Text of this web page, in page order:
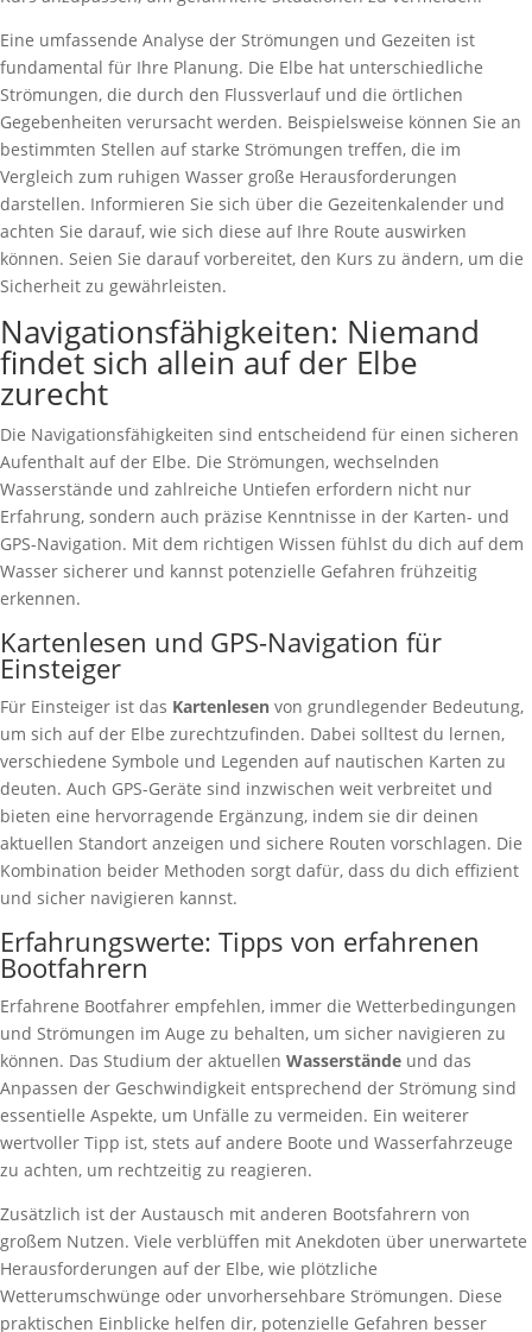
Eine umfassende Analyse der Strömungen und Gezeiten ist
fundamental für Ihre Planung. Die Elbe hat unterschiedliche
Strömungen, die durch den Flussverlauf und die örtlichen
Gegebenheiten verursacht werden. Beispielsweise können Sie an
bestimmten Stellen auf starke Strömungen treffen, die im
Vergleich zum ruhigen Wasser große Herausforderungen
darstellen. Informieren Sie sich über die Gezeitenkalender und
achten Sie darauf, wie sich diese auf Ihre Route auswirken
können. Seien Sie darauf vorbereitet, den Kurs zu ändern, um die
Sicherheit zu gewährleisten.
Navigationsfähigkeiten: Niemand
findet sich allein auf der Elbe
zurecht
Die Navigationsfähigkeiten sind entscheidend für einen sicheren
Aufenthalt auf der Elbe. Die Strömungen, wechselnden
Wasserstände und zahlreiche Untiefen erfordern nicht nur
Erfahrung, sondern auch präzise Kenntnisse in der Karten- und
GPS-Navigation. Mit dem richtigen Wissen fühlst du dich auf dem
Wasser sicherer und kannst potenzielle Gefahren frühzeitig
erkennen.
Kartenlesen und GPS-Navigation für
Einsteiger
Für Einsteiger ist das Kartenlesen von grundlegender Bedeutung,
um sich auf der Elbe zurechtzufinden. Dabei solltest du lernen,
verschiedene Symbole und Legenden auf nautischen Karten zu
deuten. Auch GPS-Geräte sind inzwischen weit verbreitet und
bieten eine hervorragende Ergänzung, indem sie dir deinen
aktuellen Standort anzeigen und sichere Routen vorschlagen. Die
Kombination beider Methoden sorgt dafür, dass du dich effizient
und sicher navigieren kannst.
Erfahrungswerte: Tipps von erfahrenen
Bootfahrern
Erfahrene Bootfahrer empfehlen, immer die Wetterbedingungen
und Strömungen im Auge zu behalten, um sicher navigieren zu
können. Das Studium der aktuellen Wasserstände und das
Anpassen der Geschwindigkeit entsprechend der Strömung sind
essentielle Aspekte, um Unfälle zu vermeiden. Ein weiterer
wertvoller Tipp ist, stets auf andere Boote und Wasserfahrzeuge
zu achten, um rechtzeitig zu reagieren.
Zusätzlich ist der Austausch mit anderen Bootsfahrern von
großem Nutzen. Viele verblüffen mit Anekdoten über unerwartete
Herausforderungen auf der Elbe, wie plötzliche
Wetterumschwünge oder unvorhersehbare Strömungen. Diese
praktischen Einblicke helfen dir, potenzielle Gefahren besser